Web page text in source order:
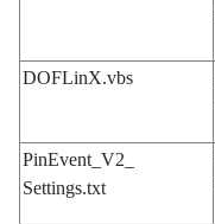
DOFLinX.vbs
PinEvent_V2_
Settings.txt